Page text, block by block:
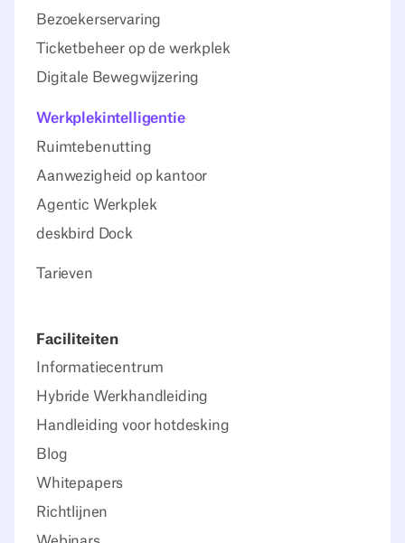
Bezoekerservaring
Ticketbeheer op de werkplek
Digitale Bewegwijzering
Werkplekintelligentie
Ruimtebenutting
Aanwezigheid op kantoor
Agentic Werkplek
deskbird Dock
Tarieven
Faciliteiten
Informatiecentrum
Hybride Werkhandleiding
Handleiding voor hotdesking
Blog
Whitepapers
Richtlijnen